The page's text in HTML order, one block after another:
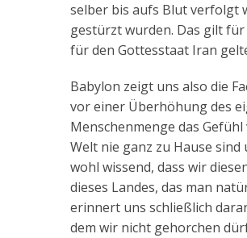
selber bis aufs Blut verfolgt
gestürzt wurden. Das gilt für
für den Gottesstaat Iran
Babylon zeigt uns also die
vor einer Überhöhung des
Menschenmenge das
Welt nie ganz zu Hause
wohl wissend, dass wir
dieses Landes, das man
erinnert uns schließlich
dem wir nicht gehorchen